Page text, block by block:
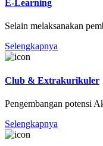
E-Learning
Selain melaksanakan
Selengkapnya
Club & Extrakurikuler
Pengembangan potensi
Selengkapnya